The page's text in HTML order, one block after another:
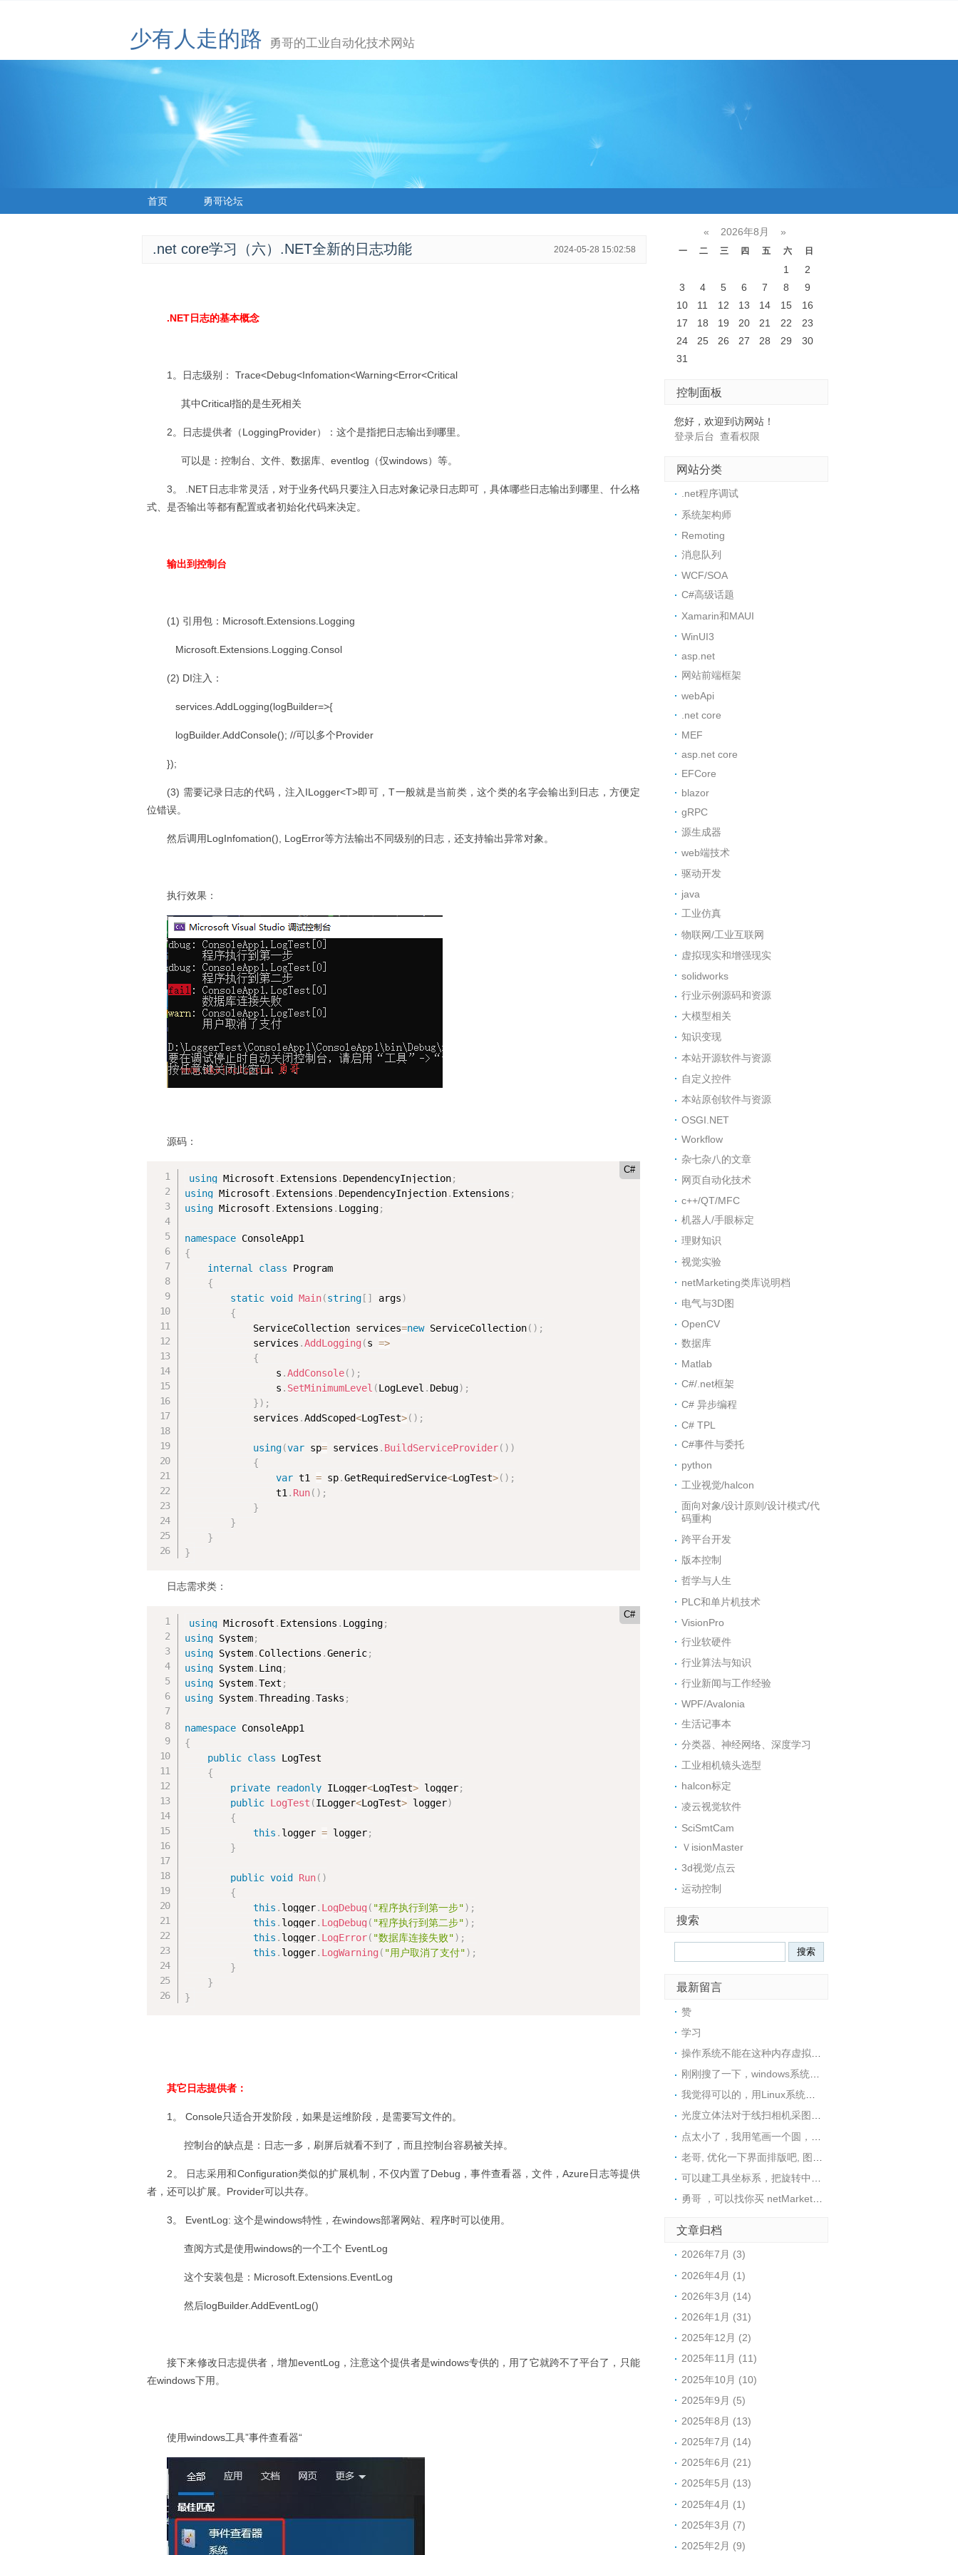
少有人走的路 勇哥的工业自动化技术网站
首页 勇哥论坛
.net core学习（六）.NET全新的日志功能 2024-05-28 15:02:58
.NET日志的基本概念
1。日志级别： Trace<Debug<Infomation<Warning<Error<Critical
其中Critical指的是生死相关
2。日志提供者（LoggingProvider）：这个是指把日志输出到哪里。
可以是：控制台、文件、数据库、eventlog（仅windows）等。
3。 .NET日志非常灵活，对于业务代码只要注入日志对象记录日志即可，具体哪些日志输出到哪里、什么格
式、是否输出等都有配置或者初始化代码来决定。
输出到控制台
(1) 引用包：Microsoft.Extensions.Logging
Microsoft.Extensions.Logging.Consol
(2) DI注入：
services.AddLogging(logBuilder=>{
logBuilder.AddConsole(); //可以多个Provider
});
(3) 需要记录日志的代码，注入ILogger<T>即可，T一般就是当前类，这个类的名字会输出到日志，方便定
位错误。
然后调用LogInfomation(), LogError等方法输出不同级别的日志，还支持输出异常对象。
执行效果：
源码：
C#
using Microsoft . Extensions . DependencyInjection;
using Microsoft . Extensions . DependencyInjection. Extensions ;
using Microsoft . Extensions . Logging;
namespace
{
internal
class
Program
{
static void Main(string [ ] args)
{
            ServiceCollection services
=new ServiceCollection( ) ;
            services
.AddLogging (s =>
{
                s
.AddConsole( ) ;
                s
. SetMinimumLevel (LogLevel . Debug) ;
}) ;
            services
.AddScoped<LogTest>( ) ;
using(var sp= services . BuildServiceProvider( ) )
{
var t1 = sp.GetRequiredService<LogTest>( ) ;
                t1
. Run( ) ;
}
}
}
}
日志需求类：
C#
using Microsoft . Extensions . Logging;
using System;
using System. Collections .Generic;
using System. Linq;
using System.Text ;
using System.Threading.Tasks ;
namespace
{
public class
LogTest
{
private
readonly ILogger<LogTest> logger;
public LogTest (ILogger<LogTest> logger)
{
this . logger = logger;
}
public void Run( )
{
this . logger. LogDebug ( "程序执行到第一步") ;
this . logger. LogDebug ( "程序执行到第二步") ;
this . logger. LogError( "数据库连接失败") ;
this . logger. LogWarning ( "用户取消了支付") ;
}
}
}
其它日志提供者：
1。 Console只适合开发阶段，如果是运维阶段，是需要写文件的。
控制台的缺点是：日志一多，刷屏后就看不到了，而且控制台容易被关掉。
2。 日志采用和Configuration类似的扩展机制，不仅内置了Debug，事件查看器，文件，Azure日志等提供
者，还可以扩展。Provider可以共存。
3。 EventLog: 这个是windows特性，在windows部署网站、程序时可以使用。
查阅方式是使用windows的一个工个 EventLog
这个安装包是：Microsoft.Extensions.EventLog
然后logBuilder.AddEventLog()
接下来修改日志提供者，增加eventLog，注意这个提供者是windows专供的，用了它就跨不了平台了，只能
在windows下用。
使用windows工具”事件查看器“
« 2026年8月 »
一 二 三 四 五 六 日
1
2
3
4 5 6 7 8
9
10
11 12 13 14 15
16
17
18 19 20 21 22
23
24
25 26 27 28 29
30
31
控制面板
您好，欢迎到访网站！
登录后台 查看权限
网站分类
.net程序调试
系统架构师
Remoting
消息队列
WCF/SOA
C#高级话题
Xamarin和MAUI
WinUI3
asp.net
网站前端框架
webApi
.net core
MEF
asp.net core
EFCore
blazor
gRPC
源生成器
web端技术
驱动开发
java
工业仿真
物联网/工业互联网
虚拟现实和增强现实
solidworks
行业示例源码和资源
大模型相关
知识变现
本站开源软件与资源
自定义控件
本站原创软件与资源
OSGI.NET
Workflow
杂七杂八的文章
网页自动化技术
c++/QT/MFC
机器人/手眼标定
理财知识
视觉实验
netMarketing类库说明档
电气与3D图
OpenCV
数据库
Matlab
C#/.net框架
C# 异步编程
C# TPL
C#事件与委托
python
工业视觉/halcon
面向对象/设计原则/设计模式/代
码重构
跨平台开发
版本控制
哲学与人生
PLC和单片机技术
VisionPro
行业软硬件
行业算法与知识
行业新闻与工作经验
WPF/Avalonia
生活记事本
分类器、神经网络、深度学习
工业相机镜头选型
halcon标定
凌云视觉软件
SciSmtCam
ＶisionMaster
3d视觉/点云
运动控制
搜索
最新留言
赞
学习
我觉得可以的，用Linux系统可以很方便地在内存中创建一个tmpfs文件系统，然后在里面安装软件
光度立体法对于线扫相机采图，好像不是很适用，采图太麻烦了
文章归档
2026年7月 (3)
2026年4月 (1)
2026年3月 (14)
2026年1月 (31)
2025年12月 (2)
2025年11月 (11)
2025年10月 (10)
2025年9月 (5)
2025年8月 (13)
2025年7月 (14)
2025年6月 (21)
2025年5月 (13)
2025年4月 (1)
2025年3月 (7)
2025年2月 (9)